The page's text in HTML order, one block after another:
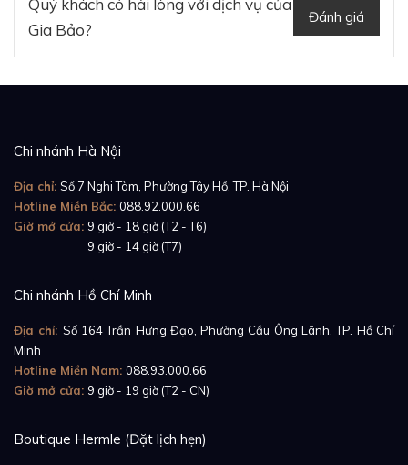
Quý khách có hài lòng với dịch vụ của
Gia Bảo?
Đánh giá
Chi nhánh Hà Nội
Địa chỉ: Số 7 Nghi Tàm, Phường Tây Hồ, TP. Hà Nội
Hotline Miền Bắc: 088.92.000.66
Giờ mở cửa: 9 giờ - 18 giờ (T2 - T6)
9 giờ - 14 giờ (T7)
Chi nhánh Hồ Chí Minh
Địa chỉ: Số 164 Trần Hưng Đạo, Phường Cầu Ông Lãnh, TP. Hồ Chí
Minh
Hotline Miền Nam: 088.93.000.66
Giờ mở cửa: 9 giờ - 19 giờ (T2 - CN)
Boutique Hermle (Đặt lịch hẹn)